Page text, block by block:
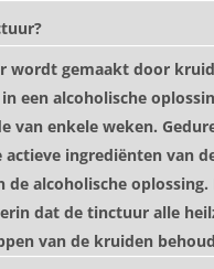
wordt gemaakt door
een alcoholische
van enkele weken.
actieve ingrediënten van
de alcoholische oplossing.
dat de tinctuur alle
van de kruiden